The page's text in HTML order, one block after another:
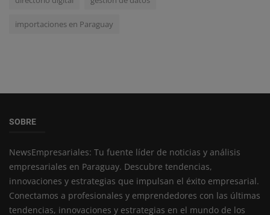
importaciones en Paraguay
SOBRE
NewsEmpresariales: Tu fuente líder de noticias y análisis
empresariales en Paraguay. Descubre tendencias,
innovaciones y estrategias que impulsan el éxito empresarial.
Conectamos a profesionales y emprendedores con las últimas
tendencias, innovaciones y estrategias en el mundo de los